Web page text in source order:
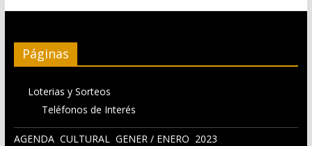
Páginas
Loterias y Sorteos
Teléfonos de Interés
AGENDA CULTURAL GENER / ENERO 2023